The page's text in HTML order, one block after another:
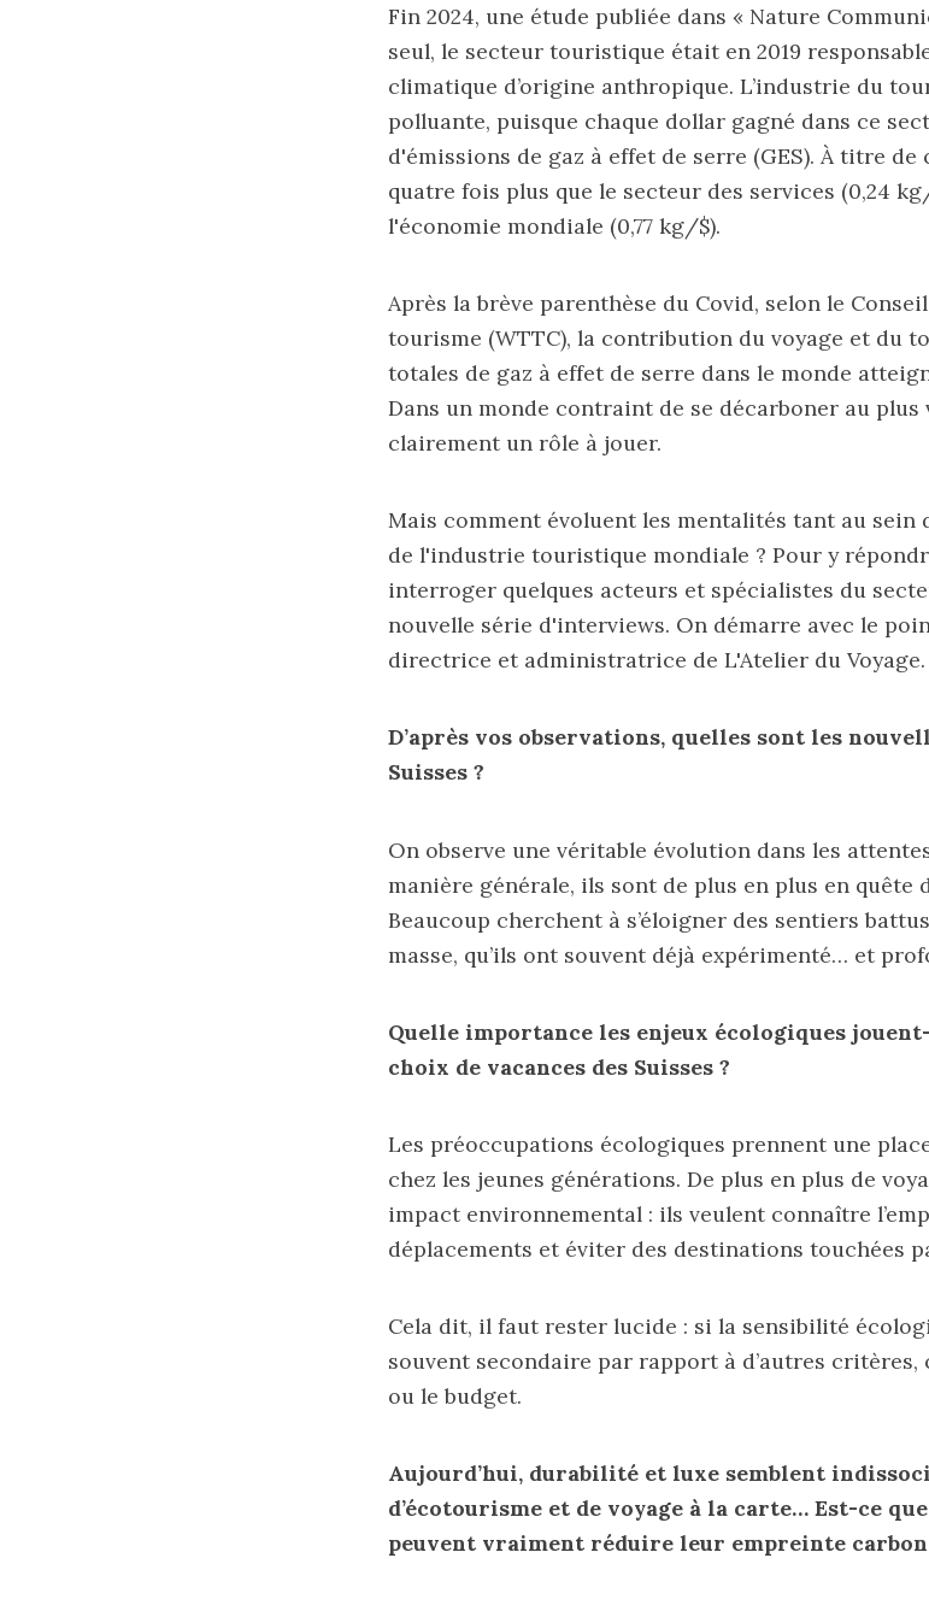
Fin 2024, une étude publiée dans « Nature
seul, le secteur touristique était en 2019
climatique d’origine anthropique. L’industrie du
polluante, puisque chaque dollar gagné dans ce
d'émissions de gaz à effet de serre (GES). À titre de
quatre fois plus que le secteur des services (0,24
l'économie mondiale (0,77 kg/$).
Après la brève parenthèse du Covid, selon le
tourisme (WTTC), la contribution du voyage et du
totales de gaz à effet de serre dans le monde
Dans un monde contraint de se décarboner au
clairement un rôle à jouer.
Mais comment évoluent les mentalités tant au sein
de l'industrie touristique mondiale ? Pour y
interroger quelques acteurs et spécialistes du
nouvelle série d'interviews. On démarre avec le
directrice et administratrice de L'Atelier du Voyage.
D’après vos observations, quelles sont les
Suisses ?
On observe une véritable évolution dans les
manière générale, ils sont de plus en plus en quête
Beaucoup cherchent à s’éloigner des sentiers
masse, qu’ils ont souvent déjà expérimenté… et
Quelle importance les enjeux écologiques
choix de vacances des Suisses ?
Les préoccupations écologiques prennent une
chez les jeunes générations. De plus en plus de
impact environnemental : ils veulent connaître
déplacements et éviter des destinations touchées
Cela dit, il faut rester lucide : si la sensibilité
souvent secondaire par rapport à d’autres critères,
ou le budget.
Aujourd’hui, durabilité et luxe semblent
d’écotourisme et de voyage à la carte… Est-ce
peuvent vraiment réduire leur empreinte